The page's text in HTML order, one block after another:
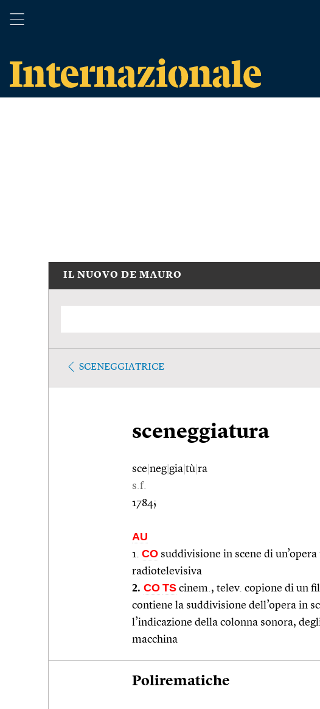
IL NUOVO DE MAURO
SCENEGGIATRICE
sceneggiatura
sce neg gia tù ra
s.f.
1784;
AU
1. CO suddivisione in scene di
radiotelevisiva
2. CO TS cinem., telev. copione di un
contiene la suddivisione dell’opera in
l’indicazione della colonna sonora,
macchina
Polirematiche